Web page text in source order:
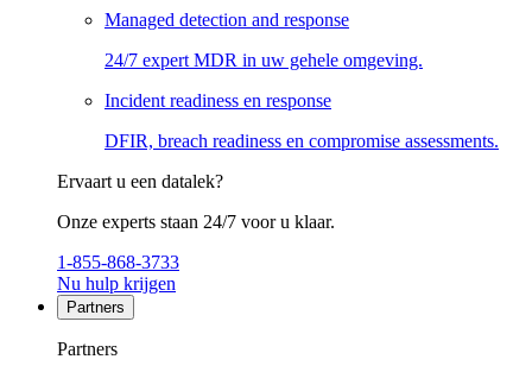
Managed detection and response
24/7 expert MDR in uw gehele omgeving.
Incident readiness en response
DFIR, breach readiness en compromise assessments.
Ervaart u een datalek?
Onze experts staan 24/7 voor u klaar.
1-855-868-3733
Nu hulp krijgen
Partners
Partners